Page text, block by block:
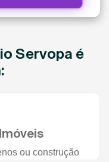
Servopa é
ou construção